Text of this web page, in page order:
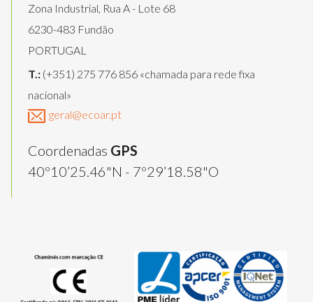
Zona Industrial, Rua A - Lote 68
6230-483 Fundão
PORTUGAL
T.: (+351) 275 776 856 «chamada para rede fixa
nacional»
geral@ecoar.pt
Coordenadas GPS
40º10’25.46"N - 7º29’18.58"O